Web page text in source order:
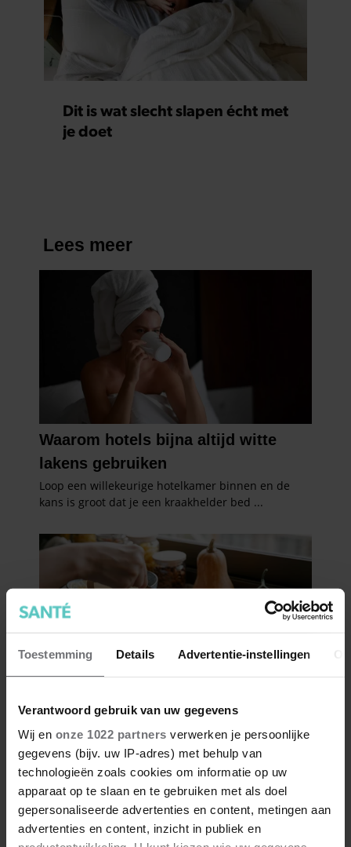
Toestemming Details Advertentie-instellingen
Verantwoord gebruik van uw gegevens
Wij en onze 1022 partners verwerken je persoonlijke
gegevens (bijv. uw IP-adres) met behulp van
technologieën zoals cookies om informatie op uw
apparaat op te slaan en te gebruiken met als doel
gepersonaliseerde advertenties en content, metingen aan
advertenties en content, inzicht in publiek en
Dit is wat slecht slapen écht met
je doet